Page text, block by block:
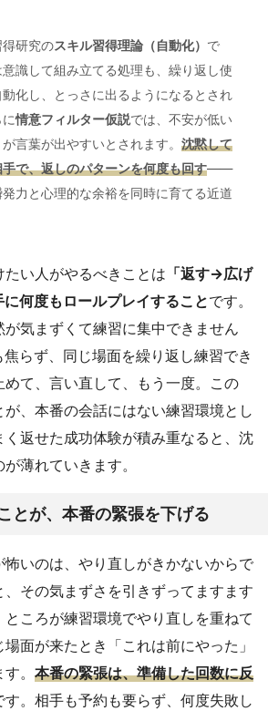
研究のスキル習得理論（自動化） で
識して組み立てる処理も、繰り返し使
動化し、とっさに出るようになるとされ
に情意フィルター仮説では、不安が低い
言葉が出やすいとされます。 沈黙して
で、返しのパターンを何度も回す——
発力と心理的な余裕を同時に育てる近道
い人がやるべきことは 「返す→広げ
何度もロールプレイすることです。
が気まずくて練習に集中できません
らず、同じ場面を繰り返し練習でき
めて、言い直して、もう一度。この
が、本番の会話にはない練習環境とし
く返せた成功体験が積み重なると、沈
薄れていきます。
とが、本番の緊張を下げる
怖いのは、やり直しがきかないからで
その気まずさを引きずってますます
ころが練習環境でやり直しを重ねて
面が来たとき「これは前にやった」
。 本番の緊張は、準備した回数に反
す。相手も予約も要らず、何度失敗し